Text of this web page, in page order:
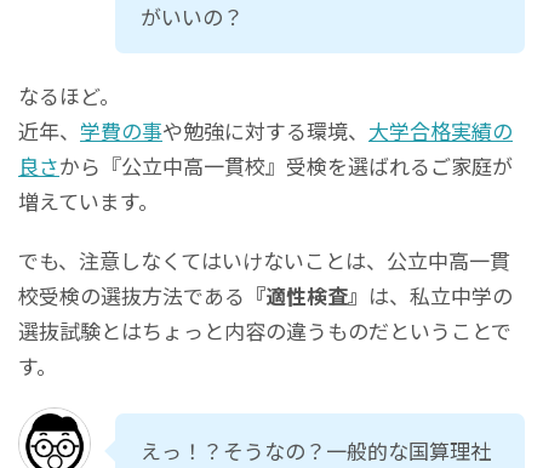
がいいの？
なるほど。
近年、 学費の事や勉強に対する環境、 大学合格実績の
良さから『公立中高一貫校』受検を選ばれるご家庭が
増えています。
でも、注意しなくてはいけないことは、公立中高一貫
校受検の選抜方法である 『適性検査』 は、私立中学の
選抜試験とはちょっと内容の違うものだということで
す。
えっ！？そうなの？一般的な国算理社